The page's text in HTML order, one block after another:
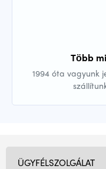
Több
1994 óta vagyunk
ÜGYFÉLSZOLGÁLAT